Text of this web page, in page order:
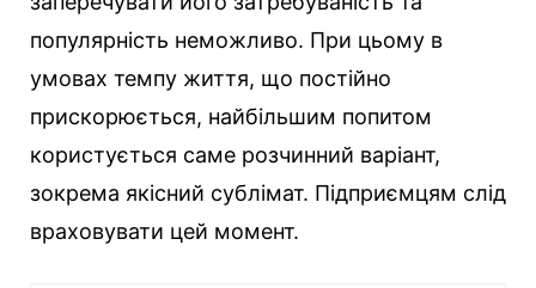
популярність неможливо. При цьому в
умовах темпу життя, що постійно
прискорюється, найбільшим попитом
користується саме розчинний варіант,
зокрема якісний сублімат. Підприємцям слід
враховувати цей момент.